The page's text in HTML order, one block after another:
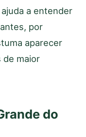
a entender
por
aparecer
de maior
do